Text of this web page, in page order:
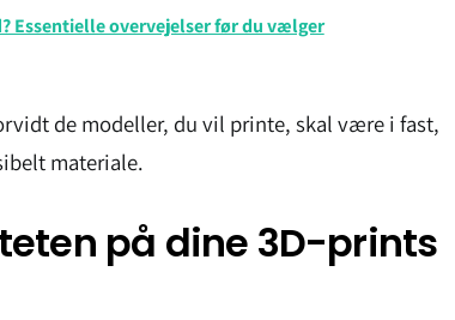
Essentielle overvejelser før du vælger
de modeller, du vil printe, skal være i fast,
materiale.
på dine 3D-prints